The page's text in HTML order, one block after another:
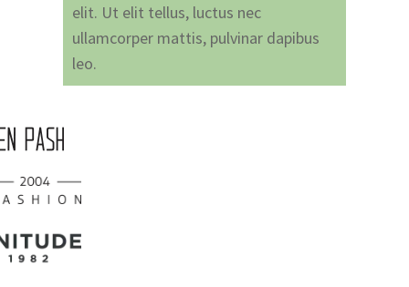
elit. Ut elit tellus, luctus nec
ullamcorper mattis, pulvinar dapibus
leo.